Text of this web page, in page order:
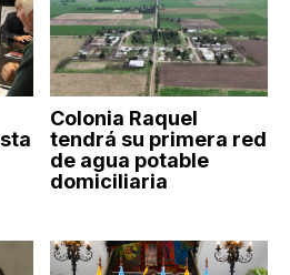
Colonia Raquel
tendrá su primera red
de agua potable
domiciliaria